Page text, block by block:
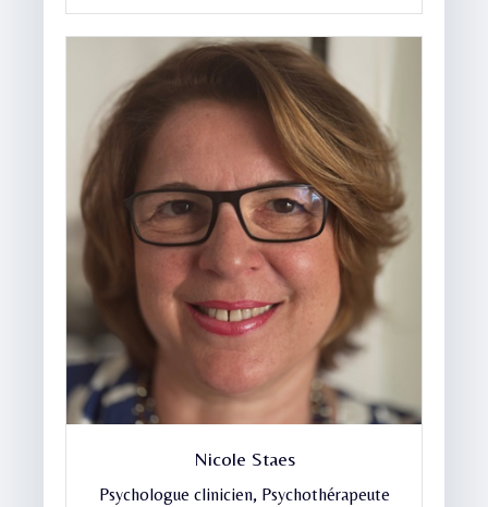
Nicole Staes
Psychologue clinicien, Psychothérapeute